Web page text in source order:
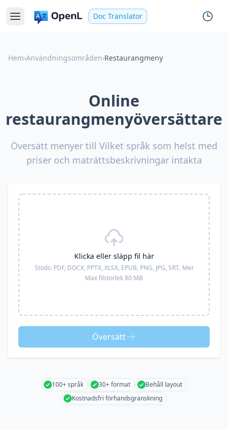
Doc Translator
Hem›Användningsområden›Restaurangmeny
Online
restaurangmenyöversättare
Översätt menyer till Vilket språk som helst med
priser och maträttsbeskrivningar intakta
Klicka eller släpp fil här
Stöds: PDF, DOCX, PPTX, XLSX, EPUB, PNG, JPG, SRT, Mer
Max filstorlek 80 MB
Översätt
100+ språk 30+ format
Behåll layout
Kostnadsfri förhandsgranskning